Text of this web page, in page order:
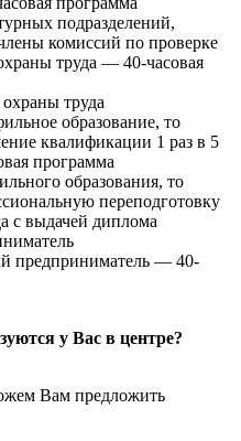
подразделений,
комиссий по проверке
труда — 40-часовая
труда
образование, то
квалификации 1 раз в 5
программа
образования, то
переподготовку
с выдачей диплома
предприниматель — 40-
у Вас в центре?
Вам предложить